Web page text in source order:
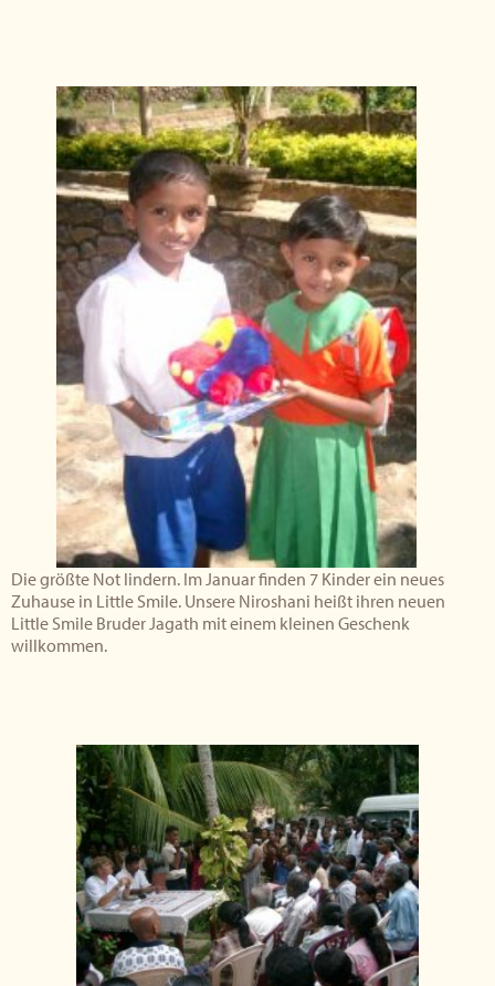
Die größte Not lindern. Im Januar finden 7 Kinder ein neues
Zuhause in Little Smile. Unsere Niroshani heißt ihren neuen
Little Smile Bruder Jagath mit einem kleinen Geschenk
willkommen.